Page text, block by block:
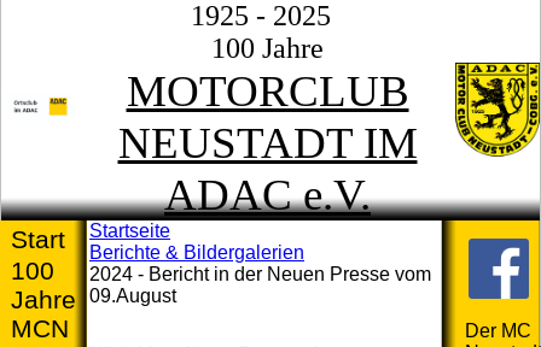
1925 - 2025
100 Jahre
MOTORCLUB
NEUSTADT IM
ADAC e.V.
Start
100
Jahre
MCN
Startseite
Berichte & Bildergalerien
2024 - Bericht in der Neuen Presse vom
09.August
Der MC